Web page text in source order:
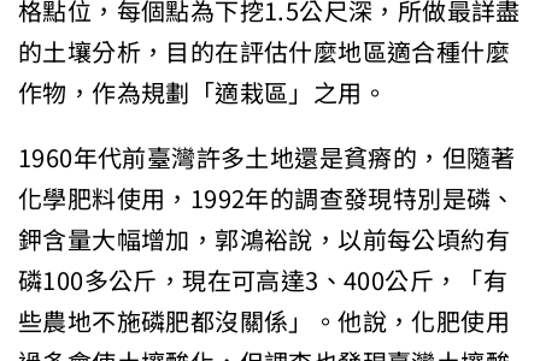
的土壤分析，目的在評估什麼地區適合種什麼
作物，作為規劃「適栽區」之用。
1960年代前臺灣許多土地還是貧瘠的，但隨著
化學肥料使用，1992年的調查發現特別是磷、
鉀含量大幅增加，郭鴻裕說，以前每公頃約有
磷100多公斤，現在可高達3、400公斤，「有
些農地不施磷肥都沒關係」。他說，化肥使用